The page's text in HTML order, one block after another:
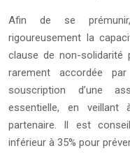
Afin de se
rigoureusement la
clause de non-solidarité
rarement accordée
souscription d’une
essentielle, en
partenaire. Il est
inférieur à 35% pour